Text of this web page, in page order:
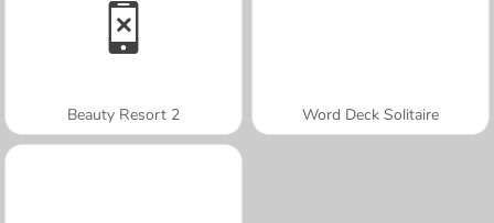
Beauty Resort 2 Word Deck Solitaire